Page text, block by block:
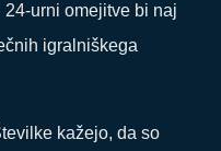
urni omejitve bi naj
igralniškega
kažejo, da so